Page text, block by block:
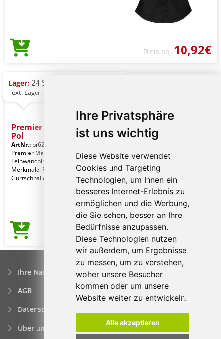
Ihre Privatsphäre
ist uns wichtig
Diese Website verwendet
Cookies und Targeting
Technologien, um Ihnen ein
besseres Internet-Erlebnis zu
ermöglichen und die Werbung,
die Sie sehen, besser an Ihre
Bedürfnisse anzupassen.
Diese Technologien nutzen
wir außerdem, um Ergebnisse
zu messen, um zu verstehen,
woher unsere Besucher
kommen oder um unsere
Website weiter zu entwickeln.
Alle akzeptieren
Preis ab 10,92€
Lager: 24 St.
- ext. Lager: 120 St.
Premier Women's Lined
Pol
ArtNr.: pr623bl-xxs
Premier Material. 100% Polyester
Leinwandbindung. 185 g/m².
Merkmale. Rückenteil mit
Gurtschnalle im Satin-Design. Zwei
Preis ab
Ihre Nachfrage
AGB
Datenschutzerklärung
Über uns